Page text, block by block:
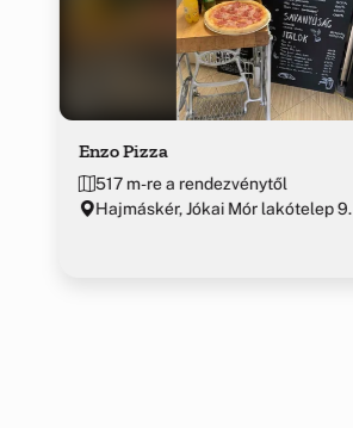
Enzo Pizza
517 m-re a rendezvénytől
Hajmáskér, Jókai Mór lakótelep 9.